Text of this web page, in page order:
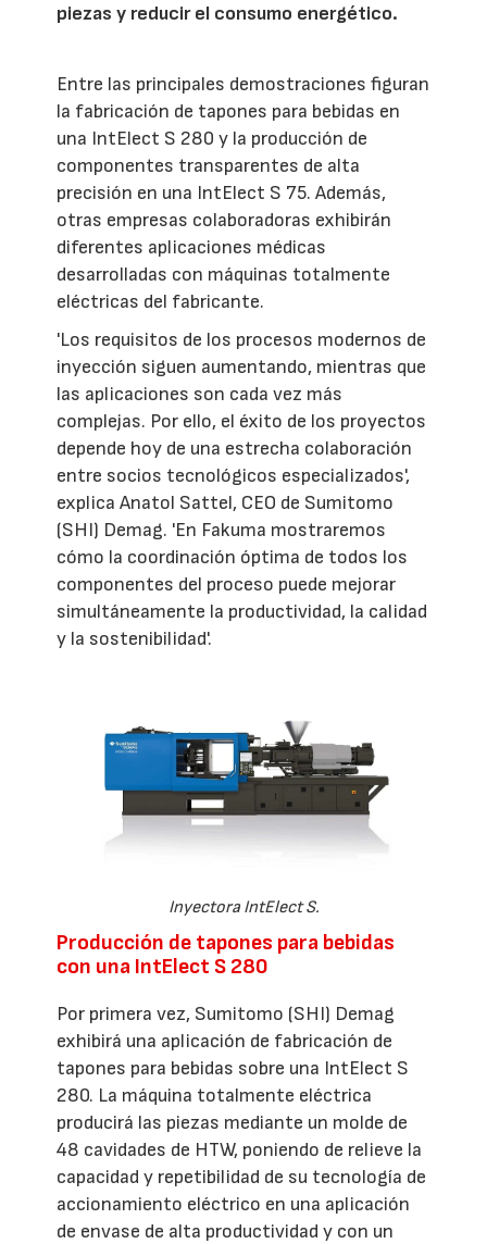
piezas y reducir el consumo energético.
Entre las principales demostraciones figuran
la fabricación de tapones para bebidas en
una IntElect S 280 y la producción de
componentes transparentes de alta
precisión en una IntElect S 75. Además,
otras empresas colaboradoras exhibirán
diferentes aplicaciones médicas
desarrolladas con máquinas totalmente
eléctricas del fabricante.
'Los requisitos de los procesos modernos de
inyección siguen aumentando, mientras que
las aplicaciones son cada vez más
complejas. Por ello, el éxito de los proyectos
depende hoy de una estrecha colaboración
entre socios tecnológicos especializados',
explica Anatol Sattel, CEO de Sumitomo
(SHI) Demag. 'En Fakuma mostraremos
cómo la coordinación óptima de todos los
componentes del proceso puede mejorar
simultáneamente la productividad, la calidad
y la sostenibilidad'.
Inyectora IntElect S.
Producción de tapones para bebidas
con una IntElect S 280
Por primera vez, Sumitomo (SHI) Demag
exhibirá una aplicación de fabricación de
tapones para bebidas sobre una IntElect S
280. La máquina totalmente eléctrica
producirá las piezas mediante un molde de
48 cavidades de HTW, poniendo de relieve la
capacidad y repetibilidad de su tecnología de
accionamiento eléctrico en una aplicación
de envase de alta productividad y con un